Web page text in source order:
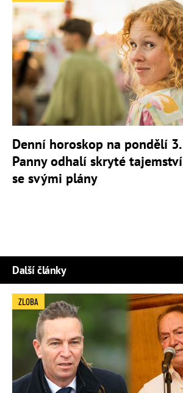
Denní horoskop na pondělí
Panny odhalí skryté
se svými plány
Další články
ZLOBA